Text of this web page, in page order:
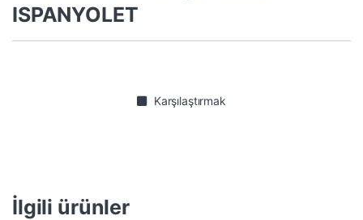
ISPANYOLET
Karşılaştırmak
İlgili ürünler